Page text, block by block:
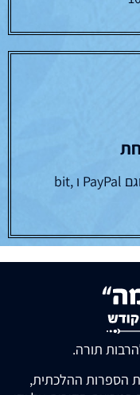
עובדים עם כל כרטיסי האשראי וגם PayPal ו bit,
תורה.
הספרות ההלכתית,